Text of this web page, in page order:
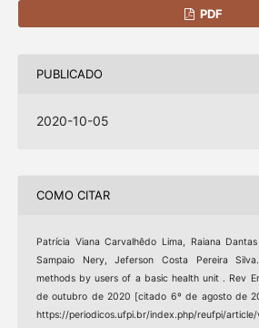
PDF
PUBLICADO
2020-10-05
COMO CITAR
Patrícia Viana Carvalhêdo Lima, Raiana
Sampaio Nery, Jeferson Costa Pereira
methods by users of a basic health unit . Rev
de outubro de 2020 [citado 6º de agosto de
https://periodicos.ufpi.br/index.php/reufpi/